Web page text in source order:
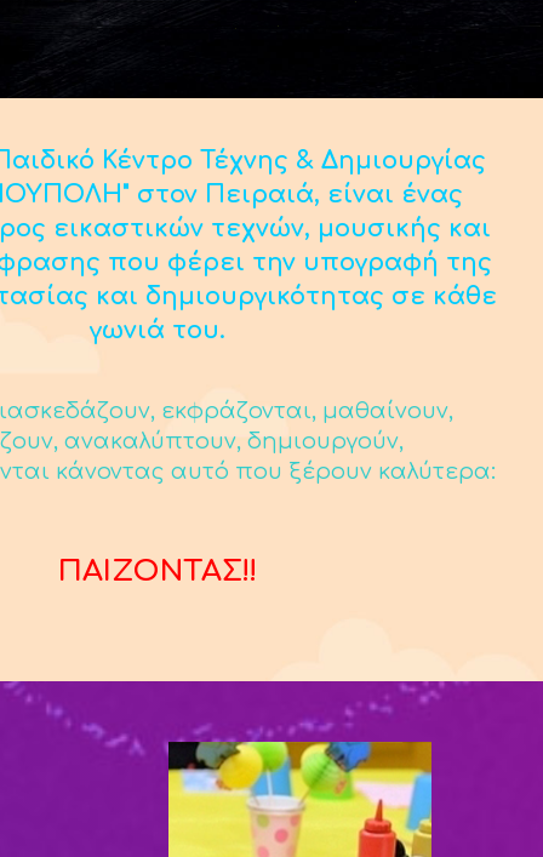
Κέντρο Τέχνης & Δημιουργίας
στον Πειραιά, είναι ένας
εικαστικών τεχνών, μουσικής και
που φέρει την υπογραφή της
και δημιουργικότητας σε κάθε
γωνιά του.
εκφράζονται, μαθαίνουν,
ανακαλύπτουν, δημιουργούν,
κάνοντας αυτό που ξέρουν καλύτερα:
ΠΑΙΖΟΝΤΑΣ!!